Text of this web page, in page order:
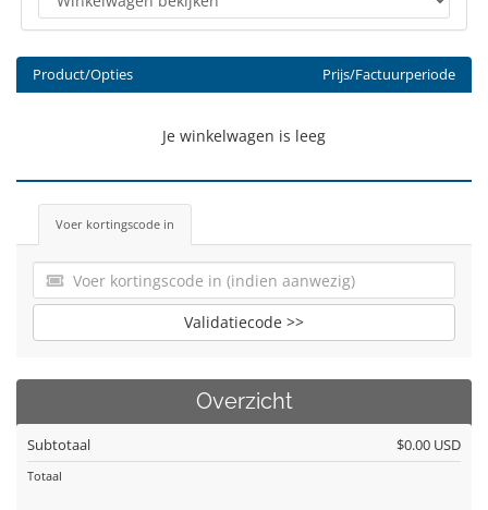
Product/Opties Prijs/Factuurperiode
Je winkelwagen is leeg
Voer kortingscode in
Validatiecode >>
Overzicht
Subtotaal $0.00 USD
Totaal